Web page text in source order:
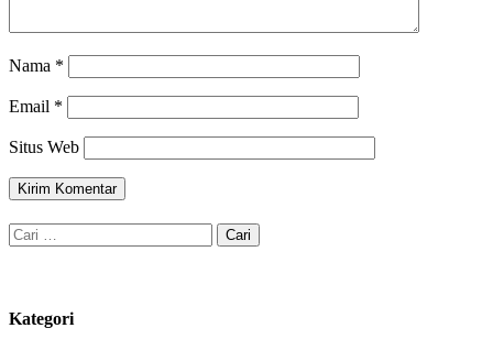
Nama *
Email *
Situs Web
Cari
untuk:
Kategori